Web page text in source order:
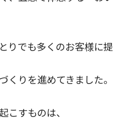
りでも多くのお客様に提
くりを進めてきました。
こすものは、